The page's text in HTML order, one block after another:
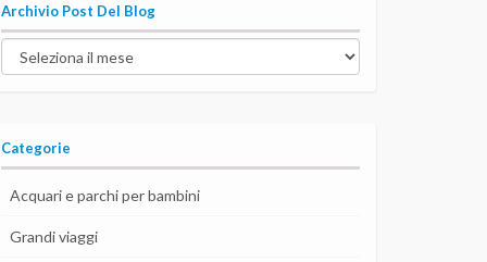
Archivio Post Del Blog
Archivio
post
Categorie
Acquari e parchi per bambini
Grandi viaggi